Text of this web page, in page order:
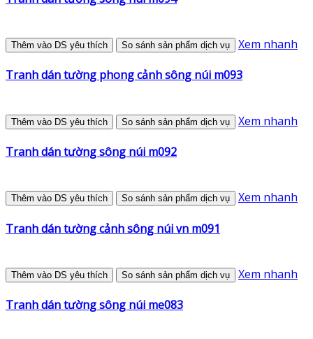
Thêm vào DS yêu thích So sánh sản phẩm dịch vụ Xem nhanh
Tranh dán tường phong cảnh sông núi m093
Thêm vào DS yêu thích So sánh sản phẩm dịch vụ Xem nhanh
Tranh dán tường sông núi m092
Thêm vào DS yêu thích So sánh sản phẩm dịch vụ Xem nhanh
Tranh dán tường cảnh sông núi vn m091
Thêm vào DS yêu thích So sánh sản phẩm dịch vụ Xem nhanh
Tranh dán tường sông núi me083